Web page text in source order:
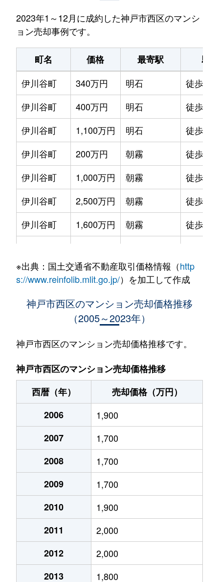
2023年1～12月に成約した神戸市西区のマンシ
ョン売却事例です。
町名 価格 最寄駅
駅
伊川谷町
340万円 明石
徒歩45
伊川谷町
400万円 明石
徒歩45
伊川谷町
1,100万円 明石
徒歩1
伊川谷町
200万円 朝霧
徒歩45
伊川谷町
1,000万円 朝霧
徒歩45
伊川谷町
2,500万円 朝霧
徒歩25
伊川谷町
1,600万円 朝霧
徒歩28
池上
800万円 伊川谷
徒歩45
3,200万円 西神南
井吹台北町
3,300万円 西神南
井吹台北町
4,600万円 西神南
井吹台北町
3,300万円 西神南
井吹台北町
3,700万円
井吹台北町
3,000万円
井吹台西町
2,200万円
井吹台西町
2,300万円
井吹台西町
2,700万円
井吹台西町
1,900万円
井吹台東町
2,000万円
井吹台東町
2,000万円
※出典：国土交通省不動産取引価格情報（http
s://www.reinfolib.mlit.go.jp/）を加工して作成
神戸市西区のマンション売却価格推移
（2005～2023年）
神戸市西区のマンション売却価格推移です。
神戸市西区のマンション売却価格推移
西暦（年）
売却価格（万円）
2006
1,900
2007
1,700
2008
1,700
2009
1,700
2010
1,900
2011
2,000
2012
2,000
2013
1,800